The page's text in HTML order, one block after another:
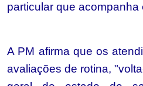
particular que
A PM afirma que os
avaliações de rotina,